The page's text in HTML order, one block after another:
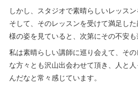
しかし、スタジオで素晴らしいレッスン
そして、そのレッスンを受けて満足し
様の姿を見ていると、次第にその不安も
私は素晴らしい講師に巡り会えて、そ
な方々とも沢山出会わせて頂き、人と
んだなと常々感じています。